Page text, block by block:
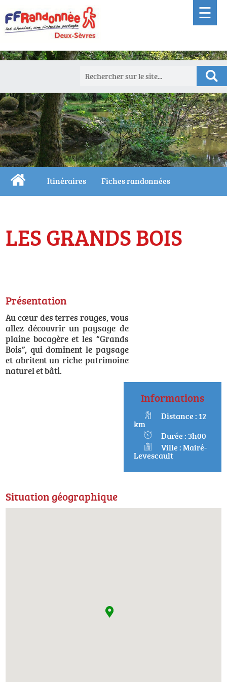
☰
Itinéraires Fiches randonnées
LES GRANDS BOIS
Présentation
Au cœur des terres rouges, vous
allez découvrir un paysage de
plaine bocagère et les “Grands
Bois”, qui dominent le paysage
et abritent un riche patrimoine
naturel et bâti.
Informations
Distance : 12
km
Durée : 3h00
Ville : Mairé-
Levescault
Situation géographique